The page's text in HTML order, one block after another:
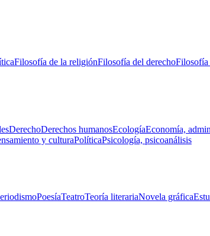
Filosofía de la religiónFilosofía del derechoFilosofía
DerechoDerechos humanosEcologíaEconomía,
y culturaPolíticaPsicología, psicoanálisis
PoesíaTeatroTeoría literariaNovela gráfica